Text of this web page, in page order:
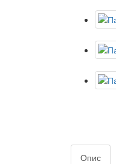
Опис